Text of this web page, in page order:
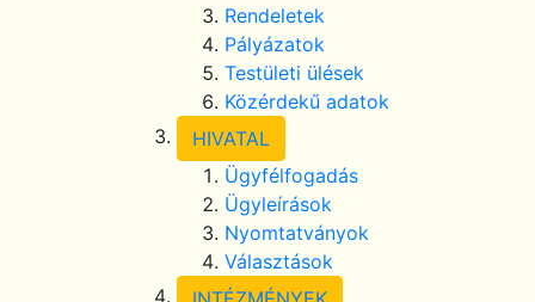
Rendeletek
Pályázatok
Testületi ülések
Közérdekű adatok
HIVATAL
Ügyfélfogadás
Ügyleírások
Nyomtatványok
Választások